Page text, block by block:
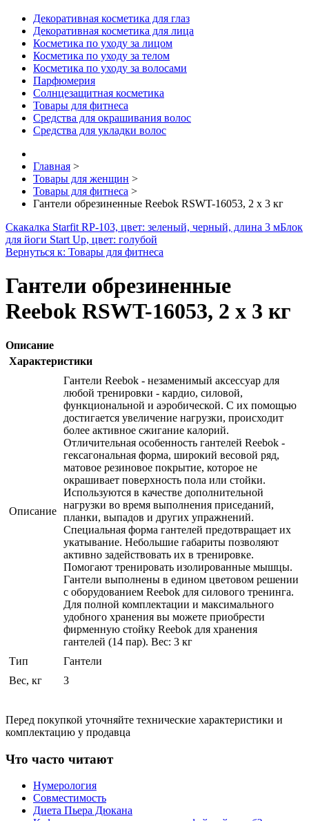
Декоративная косметика для глаз
Декоративная косметика для лица
Косметика по уходу за лицом
Косметика по уходу за телом
Косметика по уходу за волосами
Парфюмерия
Солнцезащитная косметика
Товары для фитнеса
Средства для окрашивания волос
Средства для укладки волос
Главная >
Товары для женщин >
Товары для фитнеса >
Гантели обрезиненные Reebok RSWT-16053, 2 х 3 кг
Скакалка Starfit RP-103, цвет: зеленый, черный, длина 3 мБлок
для йоги Start Up, цвет: голубой
Вернуться к: Товары для фитнеса
Гантели обрезиненные
Reebok RSWT-16053, 2 х 3 кг
Описание
Характеристики
Описание
Гантели Reebok - незаменимый аксессуар для
любой тренировки - кардио, силовой,
функциональной и аэробической. С их помощью
достигается увеличение нагрузки, происходит
более активное сжигание калорий.
Отличительная особенность гантелей Reebok -
гексагональная форма, широкий весовой ряд,
матовое резиновое покрытие, которое не
окрашивает поверхность пола или стойки.
Используются в качестве дополнительной
нагрузки во время выполнения приседаний,
планки, выпадов и других упражнений.
Специальная форма гантелей предотвращает их
укатывание. Небольшие габариты позволяют
активно задействовать их в тренировке.
Помогают тренировать изолированные мышцы.
Гантели выполнены в едином цветовом решении
с оборудованием Reebok для силового тренинга.
Для полной комплектации и максимального
удобного хранения вы можете приобрести
фирменную стойку Reebok для хранения
гантелей (14 пар). Вес: 3 кг
Тип
Гантели
Вес, кг
3
Перед покупкой уточняйте технические характеристики и
комплектацию у продавца
Что часто читают
Нумерология
Совместимость
Диета Пьера Дюкана